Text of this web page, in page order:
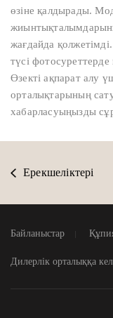
өзіне қалдырады.
жағдайда
түсі
Өзекті ақпарат алу
орталықтарының сату
хабарласуыңызды
Ерекшеліктері
Байланыстар
Дилерлік орталыққа